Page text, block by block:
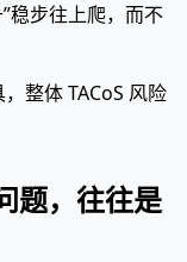
稳步往上爬，而不
整体 TACoS 风险
题，往往是